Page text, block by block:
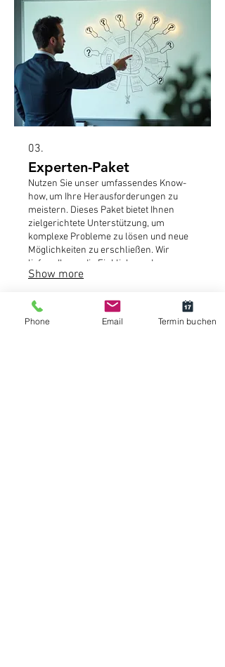
03.
Experten-Paket
Nutzen Sie unser umfassendes Know-
how, um Ihre Herausforderungen zu
meistern. Dieses Paket bietet Ihnen
zielgerichtete Unterstützung, um
komplexe Probleme zu lösen und neue
Möglichkeiten zu erschließen. Wir
liefern Ihnen die Einblicke und
Werkzeuge, die Sie benötigen, um
Vertrauen Sie auf Expertise, die Ihre
Ergebnisse auf das nächste Level hebt.
Show more
startpunkt physiotraining GmbH
Phone Email Termin buchen